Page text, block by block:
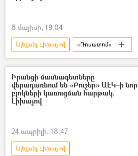
8 մայիսի, 19:04
Ալեքսեյ Լիխաչով
«Ռոսատոմ»
Իրանի Իսլամական Հանրապետություն
«Բուշեր» ԱԷԿ
Ռուսաստան
Իրանցի մասնագետները
վերադառնում են «Բուշեր» ԱԷԿ–ի նոր
բլոկների կառուցման հարթակ.
Լիխաչով
24 ապրիլի, 18:47
Ալեքսեյ Լիխաչով